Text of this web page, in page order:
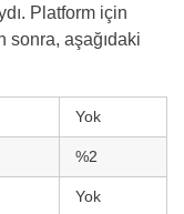
Platform için
sonra, aşağıdaki
Yok
%2
Yok